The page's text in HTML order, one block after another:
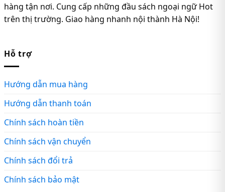
hàng tận nơi. Cung cấp những đầu sách ngoại ngữ Hot
trên thị trường. Giao hàng nhanh nội thành Hà Nội!
Hỗ trợ
Hướng dẫn mua hàng
Hướng dẫn thanh toán
Chính sách hoàn tiền
Chính sách vận chuyển
Chính sách đổi trả
Chính sách bảo mật